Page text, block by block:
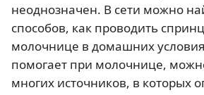
неоднозначен. В сети можно
способов, как проводить
молочнице в домашних
помогает при молочнице,
многих источников, в которых